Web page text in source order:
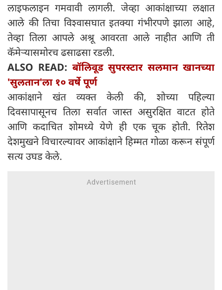
लाइफलाइन गमवावी लागली. जेव्हा आकांक्षाच्या लक्षात
आले की तिचा विश्वासघात इतक्या गंभीरपणे झाला आहे,
तेव्हा तिला आपले अश्रू आवरता आले नाहीत आणि ती
कॅमेऱ्यासमोरच ढसाढसा रडली.
ALSO READ: बॉलिवूड सुपरस्टार सलमान खानच्या
'सुलतान'ला १० वर्षे पूर्ण
आकांक्षाने खंत व्यक्त केली की, शोच्या पहिल्या
दिवसापासूनच तिला सर्वात जास्त असुरक्षित वाटत होते
आणि कदाचित शोमध्ये येणे ही एक चूक होती. रितेश
देशमुखने विचारल्यावर आकांक्षाने हिम्मत गोळा करून संपूर्ण
सत्य उघड केले.